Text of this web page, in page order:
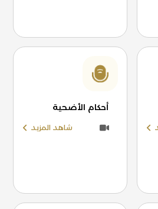
أحكام الأضحية
شاهد المزيد